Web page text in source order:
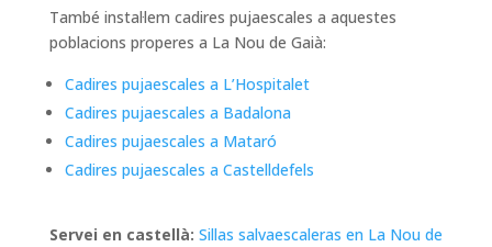
També instal·lem cadires pujaescales a aquestes
poblacions properes a La Nou de Gaià:
Cadires pujaescales a L’Hospitalet
Cadires pujaescales a Badalona
Cadires pujaescales a Mataró
Cadires pujaescales a Castelldefels
Servei en castellà: Sillas salvaescaleras en La Nou de